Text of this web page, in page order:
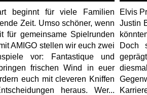
beginnt für viele Familien
Zeit. Umso schöner, wenn
für gemeinsame Spielrunden
AMIGO stellen wir euch zwei
vor: Fantastique und
frischen Wind in euer
euch mit cleveren Kniffen
heraus. Wer...
Elvis
Justin
Doch